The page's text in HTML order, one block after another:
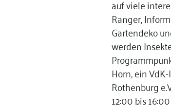
auf viele
Ranger,
Gartendeko
werden
Horn, ein
Rothenburg
12:00 bis